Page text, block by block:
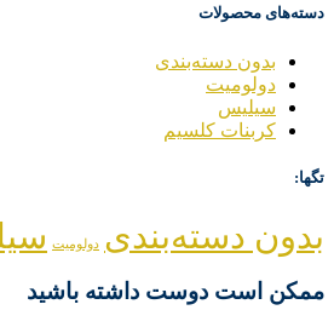
دسته‌های محصولات
بدون دسته‌بندی
دولومیت
سیلیس
کربنات کلسیم
تگها:
بدون دسته‌بندی دولومیت
ممکن است دوست داشته باشید